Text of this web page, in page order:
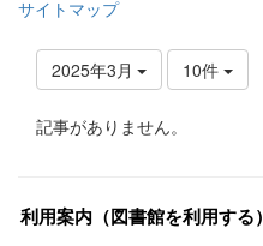
サイトマップ
2025年3月 10件
記事がありません。
利用案内（図書館を利用する）